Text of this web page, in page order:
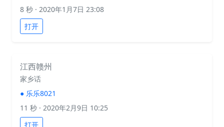
8 秒 · 2020年1月7日 23:08
打开
江西赣州
家乡话
● 乐乐8021
11 秒 · 2020年2月9日 10:25
打开